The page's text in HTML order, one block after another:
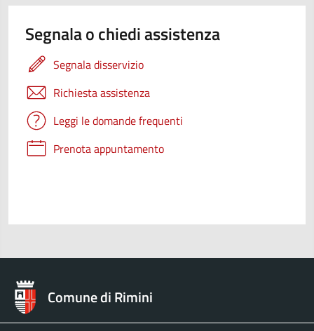
Segnala o chiedi assistenza
Segnala disservizio
Richiesta assistenza
Leggi le domande frequenti
Prenota appuntamento
Comune di Rimini